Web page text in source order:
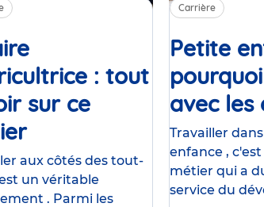
: tout
sur ce
Article
aux côtés des tout-
un véritable
. Parmi les
Carrière
Petite
avec les
Travailler
enfance ,
métier qui a
service du